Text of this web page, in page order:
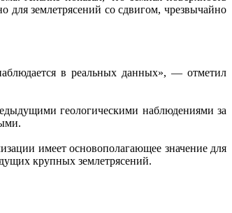
для землетрясений со сдвигом, чрезвычайно
в реальных данных», — отметил
геологическими наблюдениями за
имеет основополагающее значение для
крупных землетрясений.